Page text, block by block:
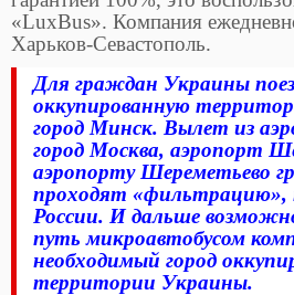
«LuxBus». Компания
Харьков-Севастополь.
Для граждан Украины
оккупированную
город Минск. Вылет из
город Москва, аэропорт
аэропорту Шереметьево
проходят
России. И дальше
путь микроавтобусом
необходимый город
территории Украины.